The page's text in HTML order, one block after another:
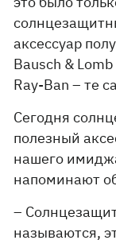
аксессуар
Bausch &
Ray-Ban – те
Сегодня
полезный
нашего
напоминают
–
называются,